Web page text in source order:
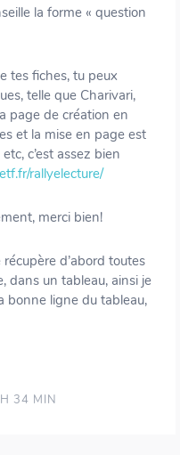
la forme « question
tes fiches, tu peux
telle que Charivari,
page de création en
et la mise en page est
c’est assez bien
rallyelecture/
merci bien!
d’abord toutes
dans un tableau, ainsi je
bonne ligne du tableau,
34 MIN